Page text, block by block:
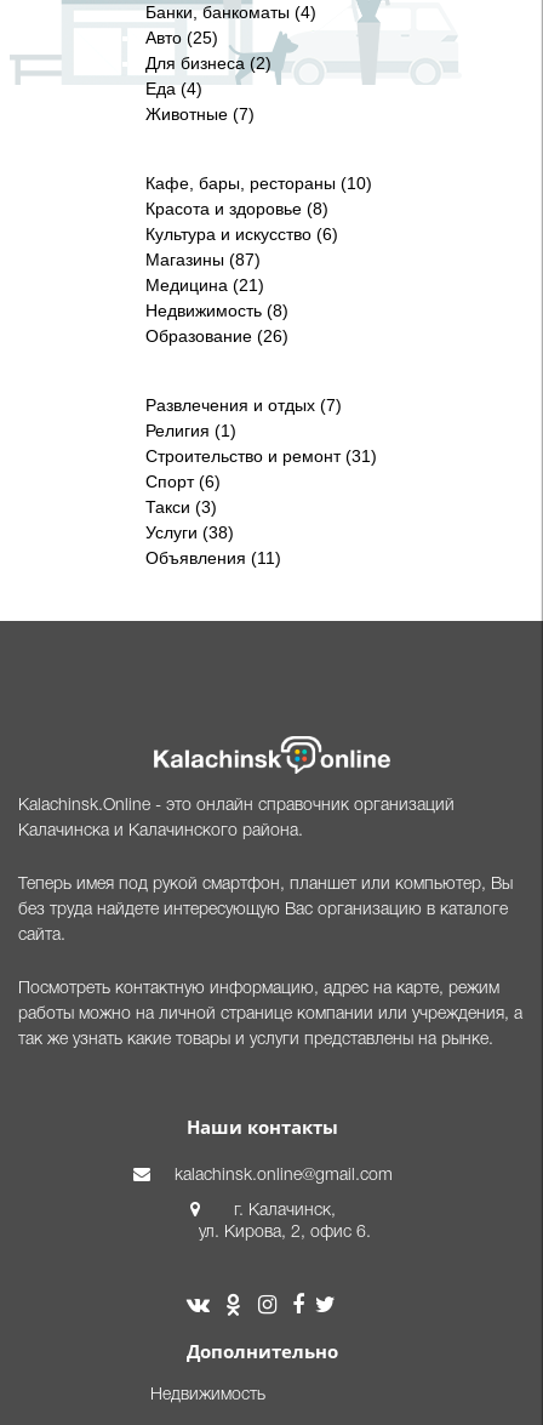
Банки, банкоматы (4)
Авто (25)
Для бизнеса (2)
Еда (4)
Животные (7)
Кафе, бары, рестораны (10)
Красота и здоровье (8)
Культура и искусство (6)
Магазины (87)
Медицина (21)
Недвижимость (8)
Образование (26)
Развлечения и отдых (7)
Религия (1)
Строительство и ремонт (31)
Спорт (6)
Такси (3)
Услуги (38)
Объявления (11)
Kalachinsk.Online - это онлайн справочник организаций
Калачинска и Калачинского района.
Теперь имея под рукой смартфон, планшет или компьютер, Вы
без труда найдете интересующую Вас организацию в каталоге
сайта.
Посмотреть контактную информацию, адрес на карте, режим
работы можно на личной странице компании или учреждения, а
так же узнать какие товары и услуги представлены на рынке.
Наши контакты
kalachinsk.online@gmail.com
г. Калачинск,
ул. Кирова, 2, офис 6.
Дополнительно
Недвижимость